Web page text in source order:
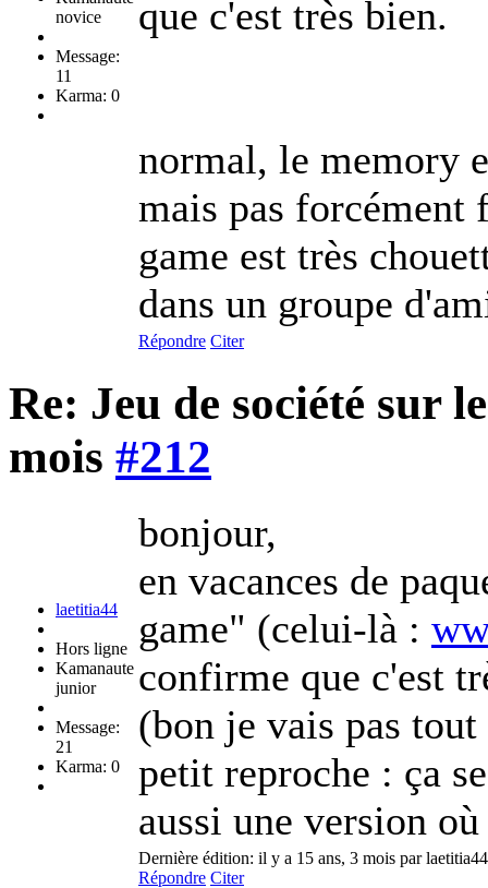
novice
Message:
11
Karma: 0
que c'est très bien.
normal, le memory
mais pas forcément
game est très
dans un groupe
Répondre Citer
Re: Jeu de société sur
mois #212
laetitia44
Hors ligne
Kamanaute
junior
Message:
21
Karma: 0
bonjour,
en vacances de
game" (celui-là :
confirme que c'est
(bon je vais pas
petit reproche : ça
aussi une version
Dernière édition: il y a 15 ans, 3 mois par
Répondre Citer